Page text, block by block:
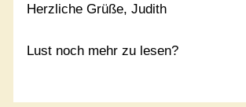
Herzliche Grüße, Judith
Lust noch mehr zu lesen?